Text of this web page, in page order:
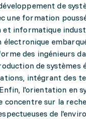
de
une formation
et informatique
électronique
des ingénieurs
de systèmes
intégrant des
l'orientation en
concentre sur la
de